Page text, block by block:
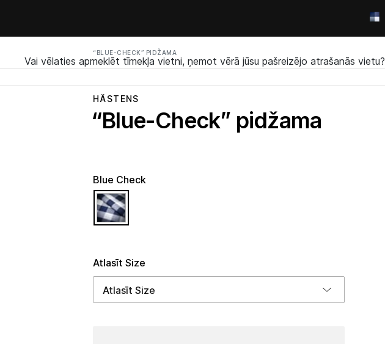
“BLUE-CHECK” PIDŽAMA
Vai vēlaties apmeklēt tīmekļa vietni, ņemot vērā jūsu pašreizējo atrašanās vietu?
HÄSTENS
“Blue-Check” pidžama
Atlasīt Size
Blue Check